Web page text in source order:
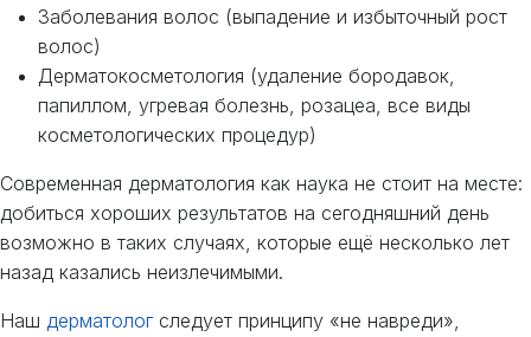
Заболевания волос (выпадение и избыточный рост
волос)
Дерматокосметология (удаление бородавок,
папиллом, угревая болезнь, розацеа, все виды
косметологических процедур)
Современная дерматология как наука не стоит на месте:
добиться хороших результатов на сегодняшний день
возможно в таких случаях, которые ещё несколько лет
назад казались неизлечимыми.
Наш дерматолог следует принципу «не навреди»,